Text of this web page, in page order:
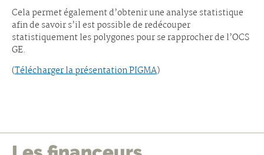
Cela permet également d’obtenir une analyse statistique
afin de savoir s’il est possible de redécouper
statistiquement les polygones pour se rapprocher de l’OCS
GE.
(Télécharger la présentation PIGMA)